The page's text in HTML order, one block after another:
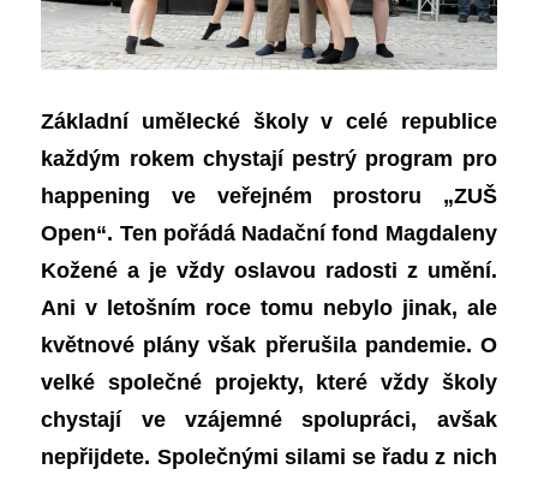
Základní umělecké školy v celé republice
každým rokem chystají pestrý program pro
happening ve veřejném prostoru „ZUŠ
Open“. Ten pořádá Nadační fond Magdaleny
Kožené a je vždy oslavou radosti z umění.
Ani v letošním roce tomu nebylo jinak, ale
květnové plány však přerušila pandemie. O
velké společné projekty, které vždy školy
chystají ve vzájemné spolupráci, avšak
nepřijdete. Společnými silami se řadu z nich